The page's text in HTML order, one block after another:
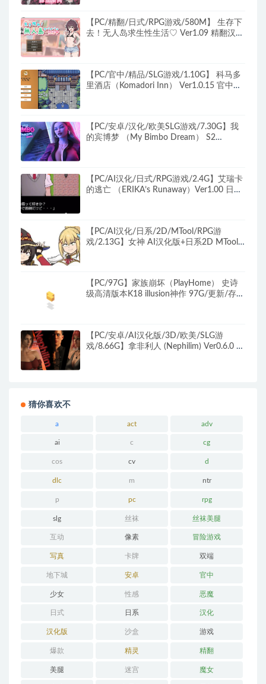
【PC/精翻/日式/RPG游戏/580M】 生存下
去！无人岛求生性生活♡ Ver1.09 精翻汉化
【PC/官中/精品/SLG游戏/1.10G】 科马多
里酒店（Komadori Inn） Ver1.0.15 官中步
【PC/安卓/汉化/欧美SLG游戏/7.30G】我
的宾博梦 （My Bimbo Dream） S2
【PC/AI汉化/日式/RPG游戏/2.4G】艾瑞卡
的逃亡 （ERIKA’s Runaway）Ver1.00 日式
【PC/AI汉化/日系/2D/MTool/RPG游
戏/2.13G】女神 AI汉化版+日系2D MTool
【PC/97G】家族崩坏（PlayHome） 史诗
级高清版本K18 illusion神作 97G/更新/存
【PC/安卓/AI汉化版/3D/欧美/SLG游
戏/8.66G】拿非利人 (Nephilim) Ver0.6.0 AI
猜你喜欢不
a act adv
ai c cg
cos cv d
dlc m ntr
p pc rpg
slg 丝袜 丝袜美腿
互动 像素 冒险游戏
写真 卡牌 双端
地下城 安卓 官中
少女 性感 恶魔
日式 日系 汉化
汉化版 沙盒 游戏
爆款 精灵 精翻
美腿 迷宫 魔女